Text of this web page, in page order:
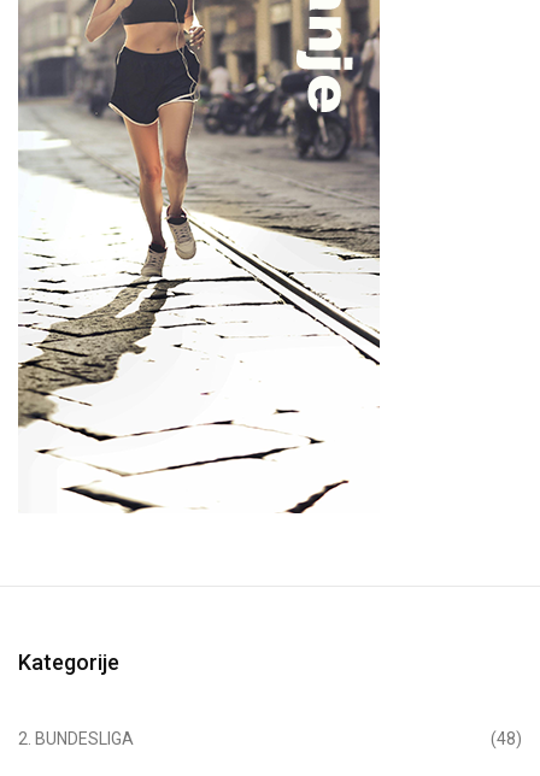
Kategorije
2. BUNDESLIGA (48)